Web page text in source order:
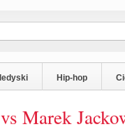
Hip-hop
Marek